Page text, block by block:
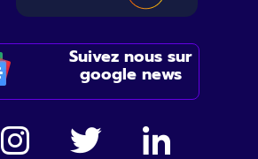
Suivez nous sur
google news